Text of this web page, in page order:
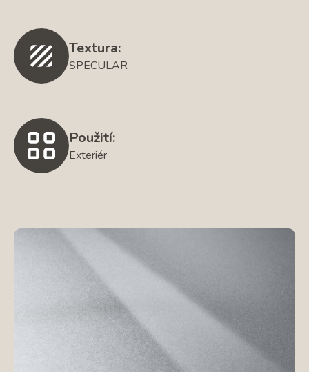
Textura:
SPECULAR
Použití:
Exteriér